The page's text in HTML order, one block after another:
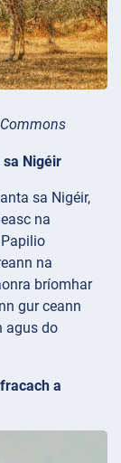
Nigéir
sa Nigéir,
na
na
bríomhar
gur ceann
agus do
a